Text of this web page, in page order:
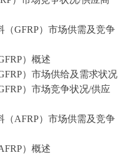
（GFRP）市场供需及竞争
）概述
）市场供给及需求状况
）市场竞争状况/供应
（AFRP）市场供需及竞争
）概述